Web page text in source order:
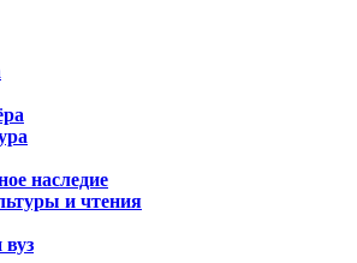
наследие
и чтения